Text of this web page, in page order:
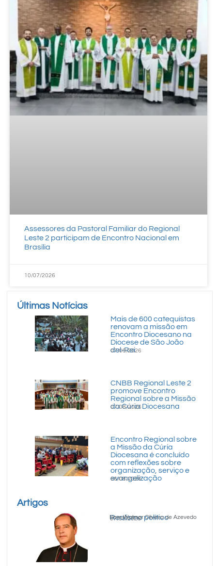
Assessores da Pastoral Familiar do Regional
Leste 2 participam de Encontro Nacional em
Brasília
10/07/2026
Últimas Notícias
Mais de 600 catequistas
renovam a missão em
Encontro Diocesano na
Diocese de São João
del-Rei
07/08/2026
CNBB Regional Leste 2
promove Encontro
Regional sobre a Missão
da Cúria Diocesana
07/08/2026
Encontro Regional sobre
a Missão da Cúria
Diocesana é concluído
com reflexões sobre
organização, serviço e
evangelização
06/08/2026
Artigos
Realismo político
Dom Walmor Oliveira de Azevedo
07/08/2026